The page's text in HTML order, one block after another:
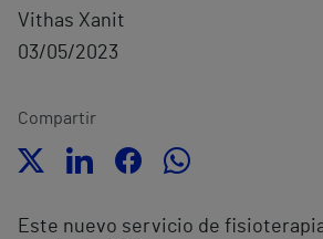
Vithas Xanit
03/05/2023
Compartir
Este nuevo servicio de